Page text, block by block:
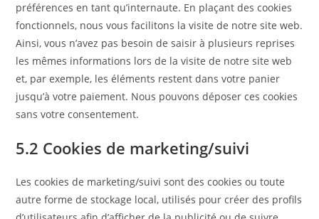
préférences en tant qu’internaute. En plaçant des cookies
fonctionnels, nous vous facilitons la visite de notre site web.
Ainsi, vous n’avez pas besoin de saisir à plusieurs reprises
les mêmes informations lors de la visite de notre site web
et, par exemple, les éléments restent dans votre panier
jusqu’à votre paiement. Nous pouvons déposer ces cookies
sans votre consentement.
5.2 Cookies de marketing/suivi
Les cookies de marketing/suivi sont des cookies ou toute
autre forme de stockage local, utilisés pour créer des profils